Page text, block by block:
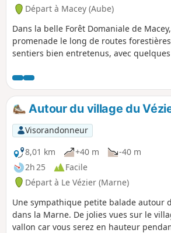
Départ à Macey (Aube)
Dans la belle Forêt Domaniale de
promenade le long de routes
sentiers bien entretenus, avec
Autour du village du
Visorandonneur
8,01 km
+40 m
-40 m
2h 25
Facile
Départ à Le Vézier (Marne)
Une sympathique petite balade autour
dans la Marne. De jolies vues sur le
vallon car vous serez en hauteur